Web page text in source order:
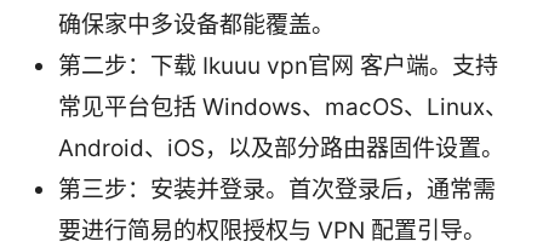
确保家中多设备都能覆盖。
第二步：下载 Ikuuu vpn官网 客户端。支持
常见平台包括 Windows、macOS、Linux、
Android、iOS，以及部分路由器固件设置。
第三步：安装并登录。首次登录后，通常需
要进行简易的权限授权与 VPN 配置引导。